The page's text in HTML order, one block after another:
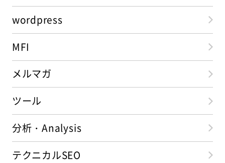
wordpress
MFI
メルマガ
ツール
分析・Analysis
テクニカルSEO